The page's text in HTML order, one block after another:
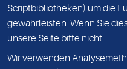
Fremdlaborleistung
Vereinbarung
Scriptbibliotheken) um die
gewährleisten. Wenn Sie
unsere Seite bitte nicht.
Wir verwenden